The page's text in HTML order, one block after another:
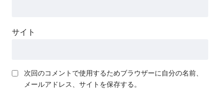
サイト
次回のコメントで使用するためブラウザーに自分の名前、
メールアドレス、サイトを保存する。